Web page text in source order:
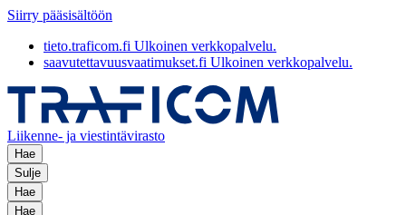
Siirry pääsisältöön
tieto.traficom.fi Ulkoinen verkkopalvelu.
saavutettavuusvaatimukset.fi Ulkoinen verkkopalvelu.
Liikenne- ja viestintävirasto
Hae
Sulje
Hae
Hae